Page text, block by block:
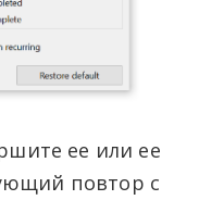
ее или ее
повтор с